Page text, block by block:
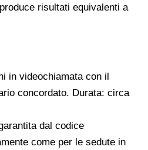
risultati equivalenti a
in videochiamata con il
concordato. Durata: circa
dal codice
come per le sedute in